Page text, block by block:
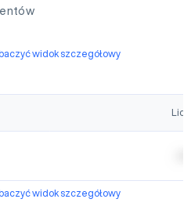
widok szczegółowy
widok szczegółowy